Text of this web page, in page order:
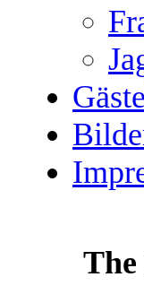
The